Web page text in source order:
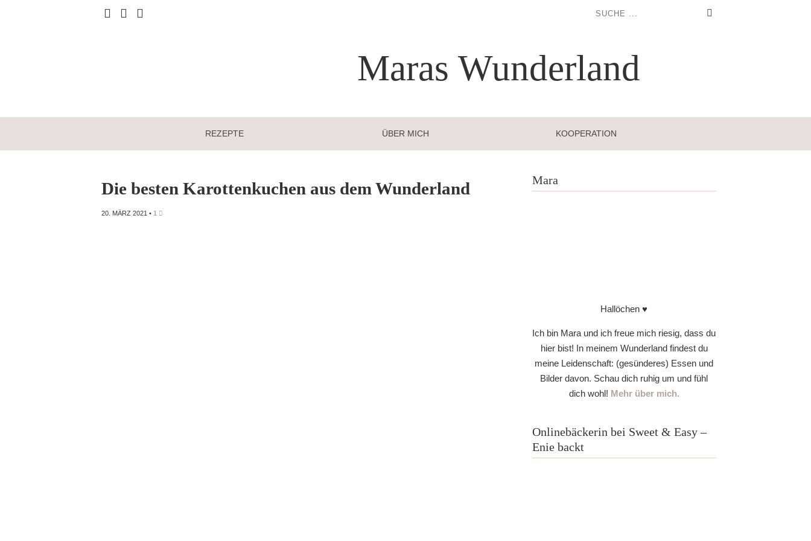
Maras Wunderland
REZEPTE ÜBER MICH KOOPERATION
Die besten Karottenkuchen aus dem Wunderland
20. MÄRZ 2021 • 1
Mara
Hallöchen ♥
Ich bin Mara und ich freue mich riesig, dass du
hier bist! In meinem Wunderland findest du
meine Leidenschaft: (gesünderes) Essen und
Bilder davon. Schau dich ruhig um und fühl
dich wohl! Mehr über mich.
Onlinebäckerin bei Sweet & Easy –
Enie backt